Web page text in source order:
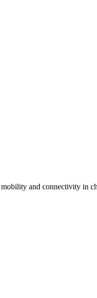
and connectivity in